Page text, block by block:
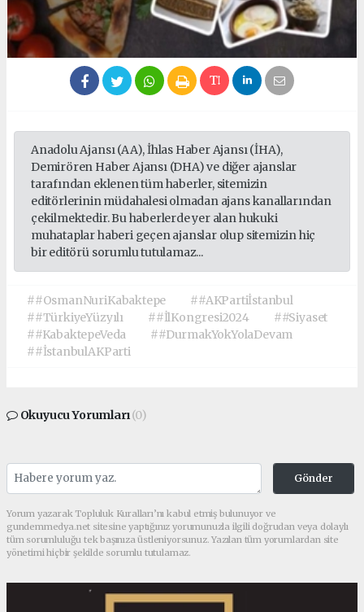
Anadolu Ajansı (AA), İhlas Haber Ajansı (İHA),
Demirören Haber Ajansı (DHA) ve diğer ajanslar
tarafından eklenen tüm haberler, sitemizin
editörlerinin müdahalesi olmadan ajans kanallarından
çekilmektedir. Bu haberlerde yer alan hukuki
muhataplar haberi geçen ajanslar olup sitemizin hiç
bir editörü sorumlu tutulamaz...
##OsmanNuriKabaktepe
##AKPartiİstanbul
##TürkiyeYüzyılı
##İlKongresi2024
##Siyaset
##KabaktepeVeda
##DurmakYokYolaDevam
##İstanbulAKParti
Okuyucu Yorumları(0)
Gönder
Yorum yazarak Topluluk Kuralları’nı kabul etmiş bulunuyor ve
gundemmedya.net sitesine yaptığınız yorumunuzla ilgili doğrudan veya dolaylı
tüm sorumluluğu tek başınıza üstleniyorsunuz. Yazılan tüm yorumlardan site
yönetimi hiçbir şekilde sorumlu tutulamaz.